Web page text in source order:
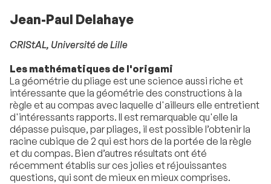
Jean-Paul Delahaye
CRIStAL, Université de Lille
Les mathématiques de l'origami
La géométrie du pliage est une science aussi riche et
intéressante que la géométrie des constructions à la
règle et au compas avec laquelle d'ailleurs elle entretient
d'intéressants rapports. Il est remarquable qu'elle la
dépasse puisque, par pliages, il est possible l’obtenir la
racine cubique de 2 qui est hors de la portée de la règle
et du compas. Bien d’autres résultats ont été
récemment établis sur ces jolies et réjouissantes
questions, qui sont de mieux en mieux comprises.